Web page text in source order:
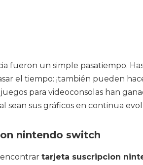
fueron un simple pasatiempo.
el tiempo: ¡también pueden
para videoconsolas han
sean sus gráficos en continua
nintendo switch
tarjeta suscripcion